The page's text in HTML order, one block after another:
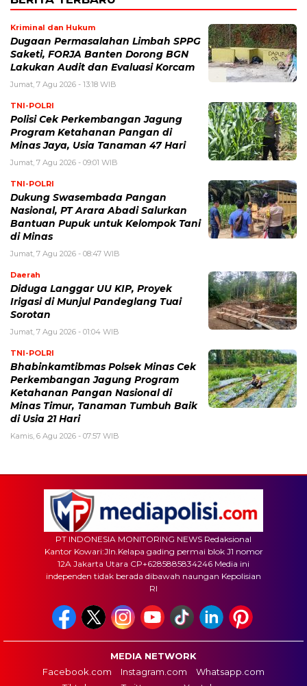
Kriminal dan Hukum
Dugaan Permasalahan Limbah SPPG
Saketi, FORJA Banten Dorong BGN
Lakukan Audit dan Evaluasi Korcam
Jumat, 7 Agu 2026 - 13:18 WIB
TNI-POLRI
Polisi Cek Perkembangan Jagung
Program Ketahanan Pangan di
Minas Jaya, Usia Tanaman 47 Hari
Jumat, 7 Agu 2026 - 09:01 WIB
TNI-POLRI
Dukung Swasembada Pangan
Nasional, PT Arara Abadi Salurkan
Bantuan Pupuk untuk Kelompok Tani
di Minas
Jumat, 7 Agu 2026 - 08:47 WIB
Daerah
Diduga Langgar UU KIP, Proyek
Irigasi di Munjul Pandeglang Tuai
Sorotan
Jumat, 7 Agu 2026 - 01:04 WIB
TNI-POLRI
Bhabinkamtibmas Polsek Minas Cek
Perkembangan Jagung Program
Ketahanan Pangan Nasional di
Minas Timur, Tanaman Tumbuh Baik
di Usia 21 Hari
Kamis, 6 Agu 2026 - 07:57 WIB
PT INDONESIA MONITORING NEWS Redaksional
Kantor Kowari:Jln.Kelapa gading permai blok J1 nomor
12A Jakarta Utara CP+6285885834246 Media ini
independen tidak berada dibawah naungan Kepolisian
RI
MEDIA NETWORK
Facebook.com
Instagram.com
Whatsapp.com